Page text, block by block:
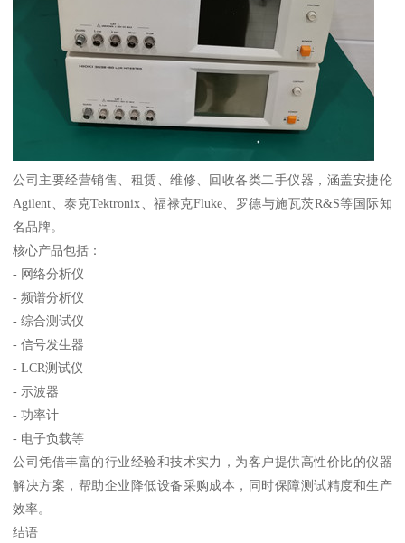
公司主要经营销售、租赁、维修、回收各类二手仪器，涵盖安捷伦
Agilent、泰克Tektronix、福禄克Fluke、罗德与施瓦茨R&S等国际知
名品牌。
核心产品包括：
- 网络分析仪
- 频谱分析仪
- 综合测试仪
- 信号发生器
- LCR测试仪
- 示波器
- 功率计
- 电子负载等
公司凭借丰富的行业经验和技术实力，为客户提供高性价比的仪器
解决方案，帮助企业降低设备采购成本，同时保障测试精度和生产
效率。
结语